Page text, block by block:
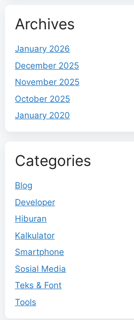
Archives
January 2026
December 2025
November 2025
October 2025
January 2020
Categories
Blog
Developer
Hiburan
Kalkulator
Smartphone
Sosial Media
Teks & Font
Tools